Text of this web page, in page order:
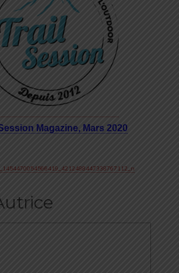
Magazine, Mars 2020